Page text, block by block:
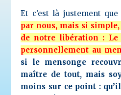
Et c’est là justement que
par nous, mais si
de notre libération :
personnellement au
si le mensonge
maître de tout, mais
moins sur ce point :